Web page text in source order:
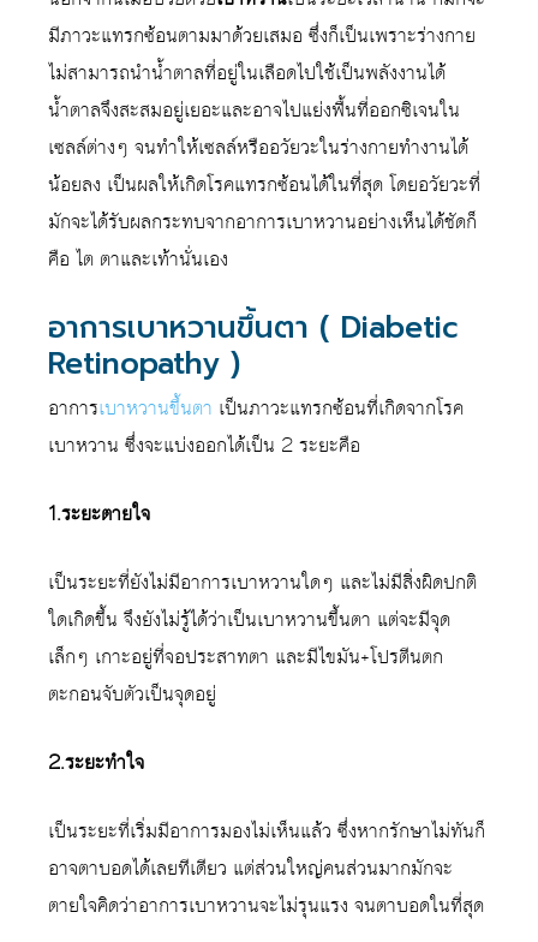
มีภาวะแทรกซ้อนตามมาด้วยเสมอ ซึ่งก็เป็นเพราะร่างกาย
ไม่สามารถนำน้ำตาลที่อยู่ในเลือดไปใช้เป็นพลังงานได้
น้ำตาลจึงสะสมอยู่เยอะและอาจไปแย่งพื้นที่ออกซิเจนใน
เซลล์ต่างๆ จนทำให้เซลล์หรืออวัยวะในร่างกายทำงานได้
น้อยลง เป็นผลให้เกิดโรคแทรกซ้อนได้ในที่สุด โดยอวัยวะที่
มักจะได้รับผลกระทบจากอาการเบาหวานอย่างเห็นได้ชัดก็
คือ ไต ตาและเท้านั่นเอง
อาการเบาหวานขึ้นตา ( Diabetic
Retinopathy )
อาการเบาหวานขึ้นตา เป็นภาวะแทรกซ้อนที่เกิดจากโรค
เบาหวาน ซึ่งจะแบ่งออกได้เป็น 2 ระยะคือ
1.ระยะตายใจ
เป็นระยะที่ยังไม่มีอาการเบาหวานใดๆ และไม่มีสิ่งผิดปกติ
ใดเกิดขึ้น จึงยังไม่รู้ได้ว่าเป็นเบาหวานขึ้นตา แต่จะมีจุด
เล็กๆ เกาะอยู่ที่จอประสาทตา และมีไขมัน+โปรตีนตก
ตะกอนจับตัวเป็นจุดอยู่
2.ระยะทำใจ
เป็นระยะที่เริ่มมีอาการมองไม่เห็นแล้ว ซึ่งหากรักษาไม่ทันก็
อาจตาบอดได้เลยทีเดียว แต่ส่วนใหญ่คนส่วนมากมักจะ
ตายใจคิดว่าอาการเบาหวานจะไม่รุนแรง จนตาบอดในที่สุด